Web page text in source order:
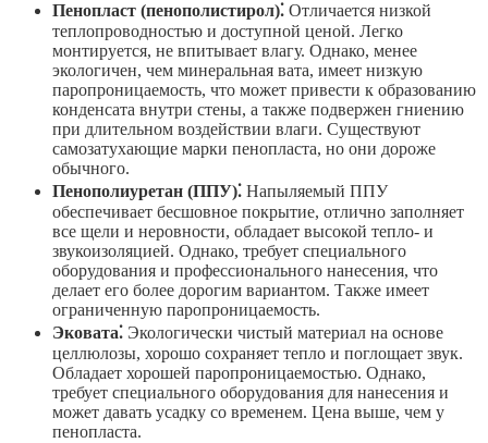
Пенопласт (пенополистирол)⁚ Отличается низкой
теплопроводностью и доступной ценой. Легко
монтируется, не впитывает влагу. Однако, менее
экологичен, чем минеральная вата, имеет низкую
паропроницаемость, что может привести к образованию
конденсата внутри стены, а также подвержен гниению
при длительном воздействии влаги. Существуют
самозатухающие марки пенопласта, но они дороже
обычного.
Пенополиуретан (ППУ)⁚ Напыляемый ППУ
обеспечивает бесшовное покрытие, отлично заполняет
все щели и неровности, обладает высокой тепло- и
звукоизоляцией. Однако, требует специального
оборудования и профессионального нанесения, что
делает его более дорогим вариантом. Также имеет
ограниченную паропроницаемость.
Эковата⁚ Экологически чистый материал на основе
целлюлозы, хорошо сохраняет тепло и поглощает звук.
Обладает хорошей паропроницаемостью. Однако,
требует специального оборудования для нанесения и
может давать усадку со временем. Цена выше, чем у
пенопласта.